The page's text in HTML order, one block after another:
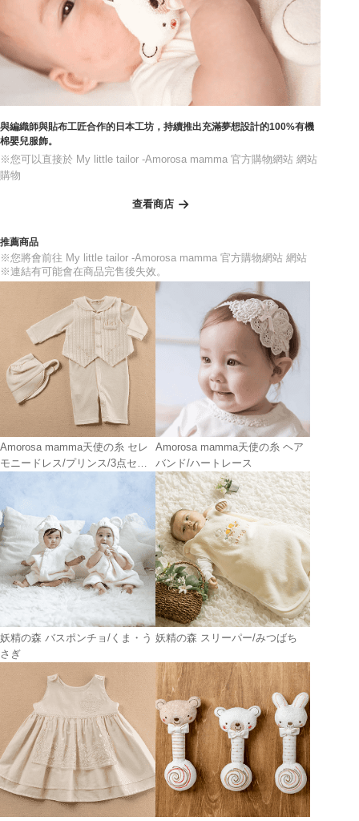
與編織師與貼布工匠合作的日本工坊，持續推出充滿夢想設計的100%有機
棉嬰兒服飾。
※您可以直接於 My little tailor -Amorosa mamma 官方購物網站 網站
購物
查看商店
推薦商品
※您將會前往 My little tailor -Amorosa mamma 官方購物網站 網站
※連結有可能會在商品完售後失效。
Amorosa mamma天使の糸 セレ
モニードレス/プリンス/3点セッ
Amorosa mamma天使の糸 ヘア
バンド/ハートレース
妖精の森 バスポンチョ/くま・う
さぎ
妖精の森 スリーパー/みつばち